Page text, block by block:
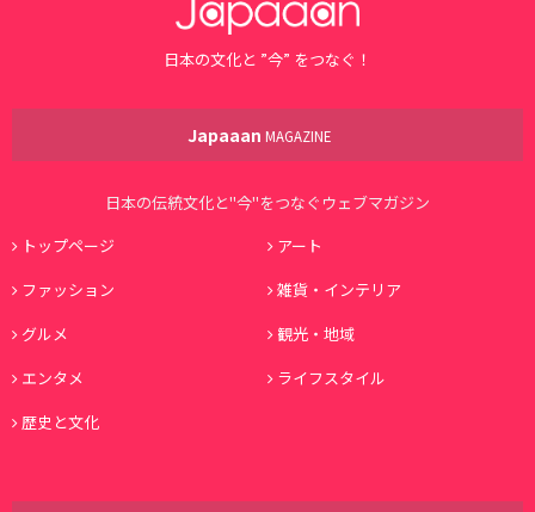
日本の文化と ”今” をつなぐ！
Japaaan MAGAZINE
日本の伝統文化と"今"をつなぐウェブマガジン
トップページ
アート
ファッション
雑貨・インテリア
グルメ
観光・地域
エンタメ
ライフスタイル
歴史と文化